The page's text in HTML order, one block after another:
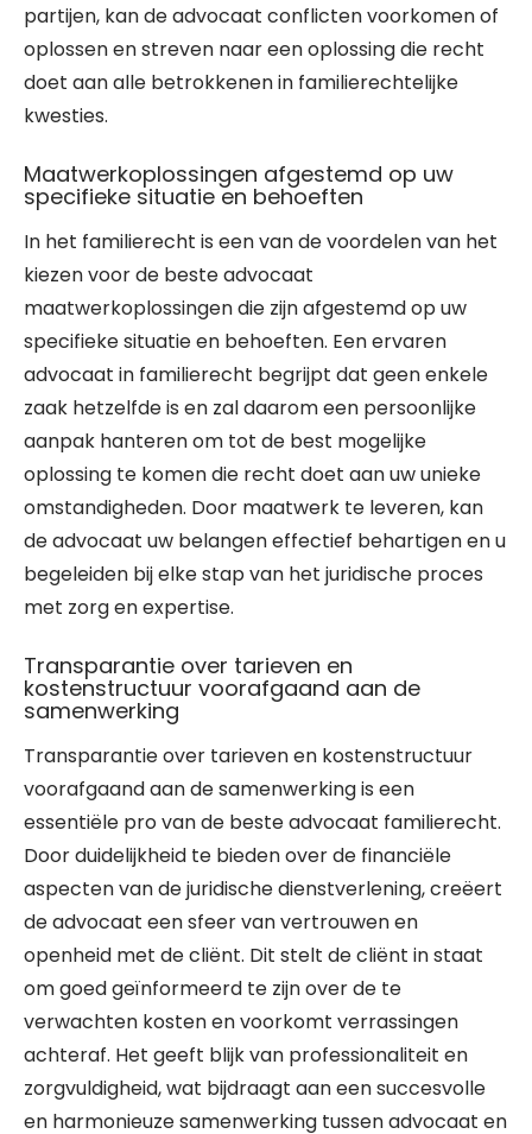
partijen, kan de advocaat conflicten voorkomen of
oplossen en streven naar een oplossing die recht
doet aan alle betrokkenen in familierechtelijke
kwesties.
Maatwerkoplossingen afgestemd op uw
specifieke situatie en behoeften
In het familierecht is een van de voordelen van het
kiezen voor de beste advocaat
maatwerkoplossingen die zijn afgestemd op uw
specifieke situatie en behoeften. Een ervaren
advocaat in familierecht begrijpt dat geen enkele
zaak hetzelfde is en zal daarom een persoonlijke
aanpak hanteren om tot de best mogelijke
oplossing te komen die recht doet aan uw unieke
omstandigheden. Door maatwerk te leveren, kan
de advocaat uw belangen effectief behartigen en u
begeleiden bij elke stap van het juridische proces
met zorg en expertise.
Transparantie over tarieven en
kostenstructuur voorafgaand aan de
samenwerking
Transparantie over tarieven en kostenstructuur
voorafgaand aan de samenwerking is een
essentiële pro van de beste advocaat familierecht.
Door duidelijkheid te bieden over de financiële
aspecten van de juridische dienstverlening, creëert
de advocaat een sfeer van vertrouwen en
openheid met de cliënt. Dit stelt de cliënt in staat
om goed geïnformeerd te zijn over de te
verwachten kosten en voorkomt verrassingen
achteraf. Het geeft blijk van professionaliteit en
zorgvuldigheid, wat bijdraagt aan een succesvolle
en harmonieuze samenwerking tussen advocaat en